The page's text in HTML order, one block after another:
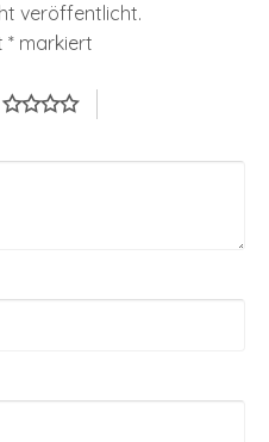
veröffentlicht.
* markiert